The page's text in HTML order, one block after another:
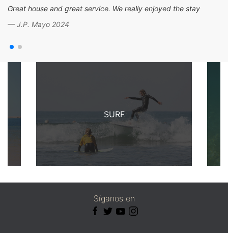
Great house and great service. We really enjoyed the stay
J.P. Mayo 2024
SURF
Síganos en